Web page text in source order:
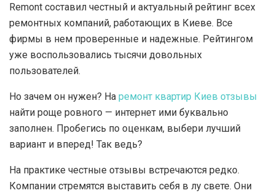
Remont составил честный и актуальный рейтинг всех
ремонтных компаний, работающих в Киеве. Все
фирмы в нем проверенные и надежные. Рейтингом
уже воспользовались тысячи довольных
пользователей.
Но зачем он нужен? На ремонт квартир Киев отзывы
найти роще ровного — интернет ими буквально
заполнен. Пробегись по оценкам, выбери лучший
вариант и вперед! Так ведь?
На практике честные отзывы встречаются редко.
Компании стремятся выставить себя в лу свете. Они